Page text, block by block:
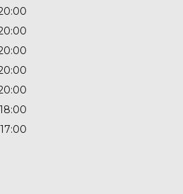
18:00
17:00